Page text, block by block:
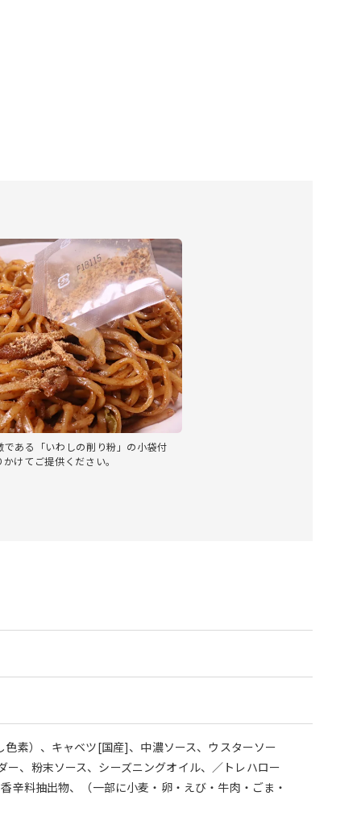
である「いわしの削り粉」の小袋付
けてご提供ください。
素）、キャベツ[国産]、中濃ソース、ウスターソー
、粉末ソース、シーズニングオイル、／トレハロー
辛料抽出物、（一部に小麦・卵・えび・牛肉・ごま・